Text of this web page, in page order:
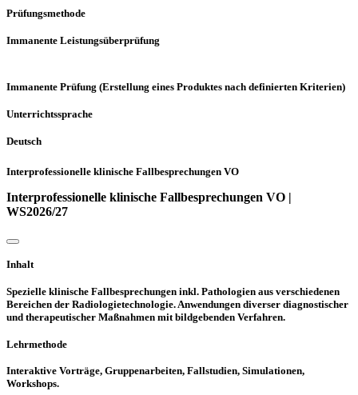
Prüfungsmethode
Immanente Leistungsüberprüfung
Immanente Prüfung (Erstellung eines Produktes nach definierten Kriterien)
Unterrichtssprache
Deutsch
Interprofessionelle klinische Fallbesprechungen VO
Interprofessionelle klinische Fallbesprechungen VO |
WS2026/27
Inhalt
Spezielle klinische Fallbesprechungen inkl. Pathologien aus verschiedenen
Bereichen der Radiologietechnologie. Anwendungen diverser diagnostischer
und therapeutischer Maßnahmen mit bildgebenden Verfahren.
Lehrmethode
Interaktive Vorträge, Gruppenarbeiten, Fallstudien, Simulationen,
Workshops.